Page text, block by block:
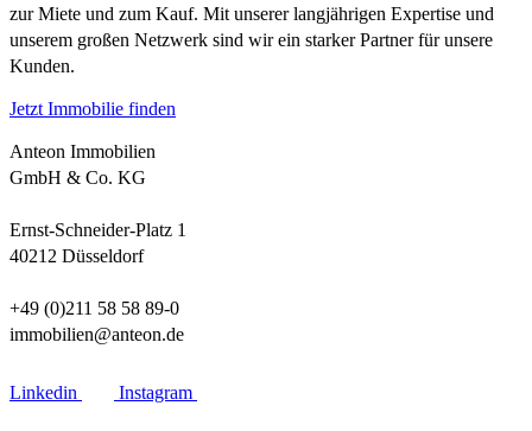
zur Miete und zum Kauf. Mit unserer langjährigen Expertise und
unserem großen Netzwerk sind wir ein starker Partner für unsere
Kunden.
Jetzt Immobilie finden
Anteon Immobilien
GmbH & Co. KG
Ernst-Schneider-Platz 1
40212 Düsseldorf
+49 (0)211 58 58 89-0
immobilien@anteon.de
Linkedin Instagram